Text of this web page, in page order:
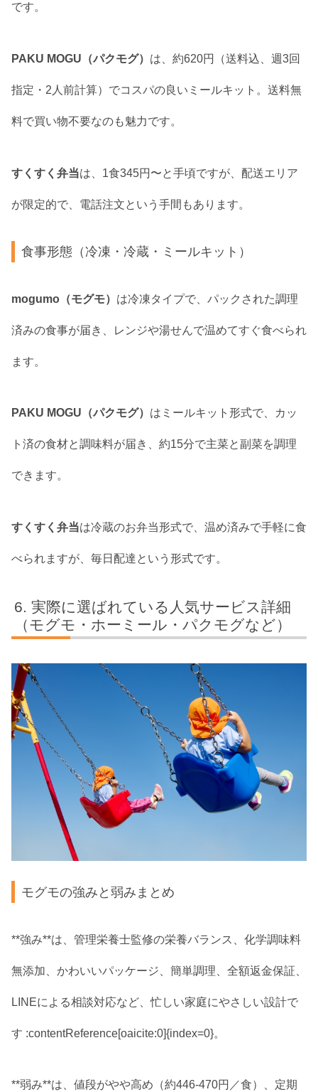
です。
PAKU MOGU（パクモグ） は、約620円（送料込、週3回
指定・2人前計算）でコスパの良いミールキット。送料無
料で買い物不要なのも魅力です。
すくすく弁当は、1食345円〜と手頃ですが、配送エリア
が限定的で、電話注文という手間もあります。
食事形態（冷凍・冷蔵・ミールキット）
mogumo（モグモ） は冷凍タイプで、パックされた調理
済みの食事が届き、レンジや湯せんで温めてすぐ食べられ
ます。
PAKU MOGU（パクモグ） はミールキット形式で、カッ
ト済の食材と調味料が届き、約15分で主菜と副菜を調理
できます。
すくすく弁当は冷蔵のお弁当形式で、温め済みで手軽に食
べられますが、毎日配達という形式です。
実際に選ばれている人気サービス詳細
（モグモ・ホーミール・パクモグなど）
モグモの強みと弱みまとめ
**強み**は、管理栄養士監修の栄養バランス、化学調味料
無添加、かわいいパッケージ、簡単調理、全額返金保証、
LINEによる相談対応など、忙しい家庭にやさしい設計で
す :contentReference[oaicite:0]{index=0}。
**弱み**は、値段がやや高め（約446‑470円／食）、定期